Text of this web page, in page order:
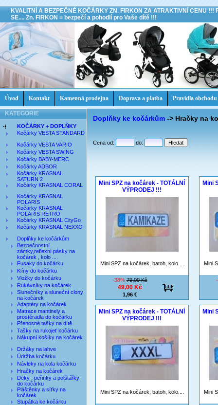
KVALITNÍ A BEZPEČNÉ KOČÁRKY ZN. FIRKON ZA ATRAKTIVNÍ CENU !!!
SE.... Zn. FIRKON = bezpečí a pohodlí pro Vaše dítě !!!
Úvod Kontakt Kamenná prodejna Doprava a platba Pravidla obchodu
KATEGORIE
KOČÁRKY + DOPLŇKY
Kočárky VESTA STANDARD
Kočárky VESTA VARIO
Kočárky VESTA SWING
Kočárky BABY-MERC
Kočárky ADBOR
Kočárky KRASNAL
SATURN 2
Kočárky KRASNAL CORAL
Kočárky KRASNAL
POLARIS
Kočárky KRASNAL
POLARIS RETRO
Kočárky KRASNAL CityGo
Kočárky KRASNAL NEXXO
Doplňky ke kočárkům
Bezpečnostní
zámky,reflexní pásky na
kočárek , kolo ....
Fusaky do kočárku
Klíny do kočárku
Vložky do kočárku
Rukávníky na kočárek
Slunečníky a sluneční clony
na kočárek
Adaptéry na kočárek
Matrace mantinely a
prostěradla do kočárku
Přenosné tašky na dítě
Tašky na rukojeť kočárku
Nákupní košíky na kočárek
Držáky na lahve
Údržba kočárku
Návleky na kola kočárku
Hračky na kočárek
Deky , peřinky a polštářky
do kočárku
Pláštěnky a síťky na
kočárek
Stupátka ke kočárku
Doplňky ke kočárkům -> Hračky na
Cena od: do:
Mini SPZ na kočárek - TOTÁLNÍ
VÝPRODEJ !!!
Mini SPZ na kočárek, batoh, kolo....
-38%79,00 Kč
49,00 Kč
1,96 €
Mini
Mini
Mini SPZ na kočárek - TOTÁLNÍ
VÝPRODEJ !!!
Mini SPZ na kočárek, batoh, kolo....
Mini
Mini